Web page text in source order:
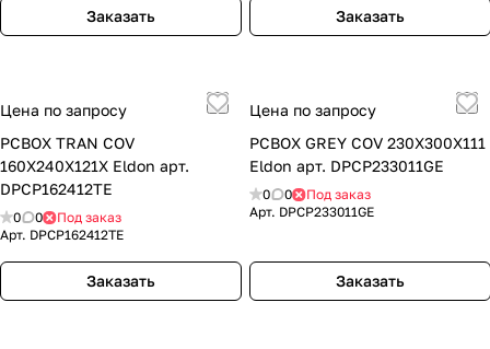
Заказать Заказать
Цена по запросу
PCBOX TRAN COV
160X240X121X Eldon арт.
DPCP162412TE
0 0
Под заказ
Арт. DPCP162412TE
Заказать
Цена по запросу
PCBOX GREY COV 230X300X111
Eldon арт. DPCP233011GE
0 0
Под заказ
Арт. DPCP233011GE
Заказать